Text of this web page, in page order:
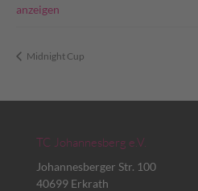
anzeigen
Midnight Cup
TC Johannesberg e.V.
Johannesberger Str. 100
40699 Erkrath